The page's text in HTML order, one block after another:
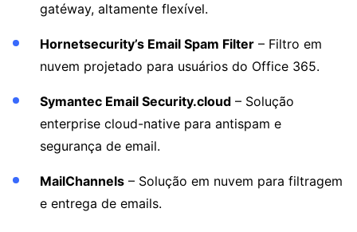
gatéway, altamente flexível.
Hornetsecurity’s Email Spam Filter – Filtro em
nuvem projetado para usuários do Office 365.
Symantec Email Security.cloud – Solução
enterprise cloud-native para antispam e
segurança de email.
MailChannels – Solução em nuvem para filtragem
e entrega de emails.